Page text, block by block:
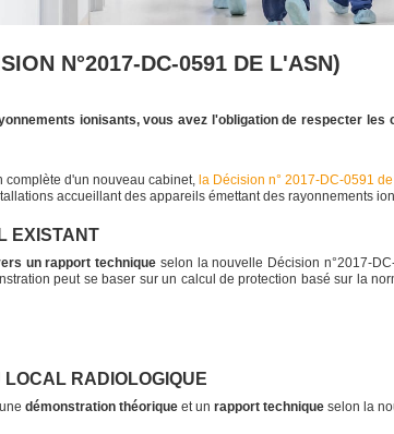
N°2017-DC-0591 DE L'ASN)
ionisants, vous avez l'obligation de respecter
complète d'un nouveau cabinet, la Décision n° 2017-DC-0591
accueillant des appareils émettant des rayonnements
EXISTANT
un rapport technique selon la nouvelle Décision n°2017-
peut se baser sur un calcul de protection basé sur la
LOCAL RADIOLOGIQUE
démonstration théorique et un rapport technique selon la